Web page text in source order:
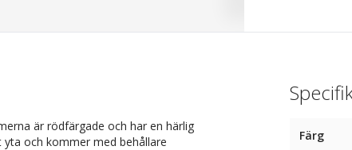
är rödfärgade och har en härlig
yta och kommer med behållare
Färg